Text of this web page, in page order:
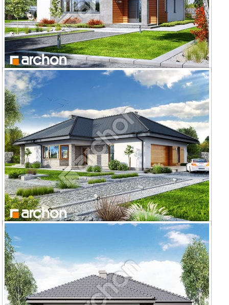
Dom w lilakach 2 (W)
Dom w lilakach 5 (G2)